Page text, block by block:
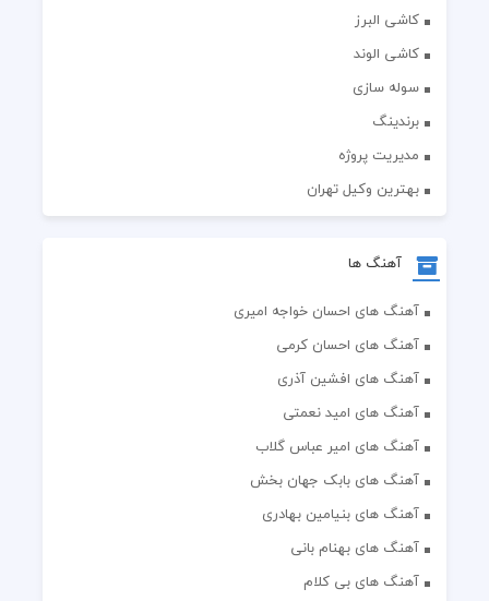
کاشی البرز
کاشی الوند
سوله سازی
برندینگ
مدیریت پروژه
بهترین وکیل تهران
آهنگ ها
آهنگ های احسان خواجه امیری
آهنگ های احسان کرمی
آهنگ های افشین آذری
آهنگ های امید نعمتی
آهنگ های امیر عباس گلاب
آهنگ های بابک جهان بخش
آهنگ های بنیامین بهادری
آهنگ های بهنام بانی
آهنگ های بی کلام